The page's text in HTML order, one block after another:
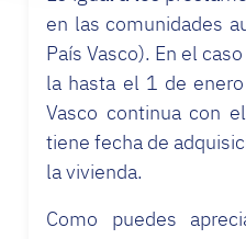
en las comunidades
País Vasco). En el
la hasta el 1 de
Vasco continua con
tiene fecha de
la vivienda.
Como puedes